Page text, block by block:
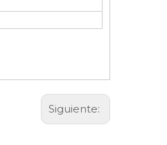
Siguiente: